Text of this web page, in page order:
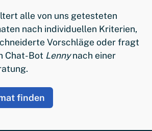
alle von uns getesteten
nach individuellen Kriterien,
Vorschläge oder fragt
Chat-Bot Lennynach einer
finden